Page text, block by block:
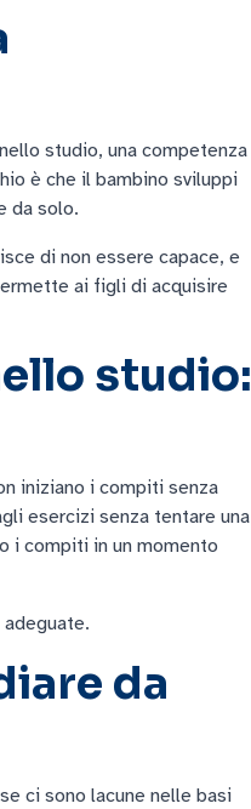
studio, una competenza
è che il bambino sviluppi
da solo.
di non essere capace, e
ai figli di acquisire
studio:
iniziano i compiti senza
esercizi senza tentare una
i compiti in un momento
da
ci sono lacune nelle basi